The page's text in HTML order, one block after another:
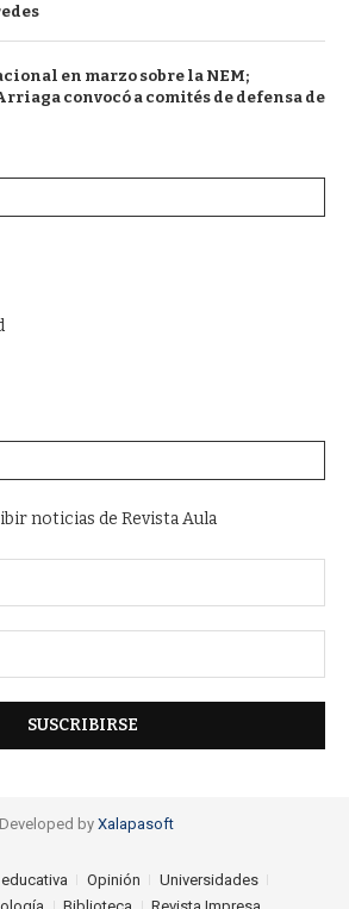
en marzo sobre la NEM;
convocó a comités de defensa de
noticias de Revista Aula
by Xalapasoft
Opinión
Universidades